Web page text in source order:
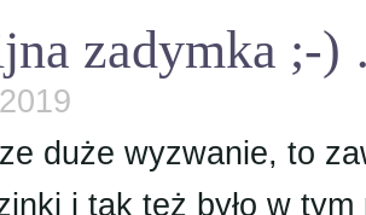
zadymka
duże wyzwanie, to
i tak też było w